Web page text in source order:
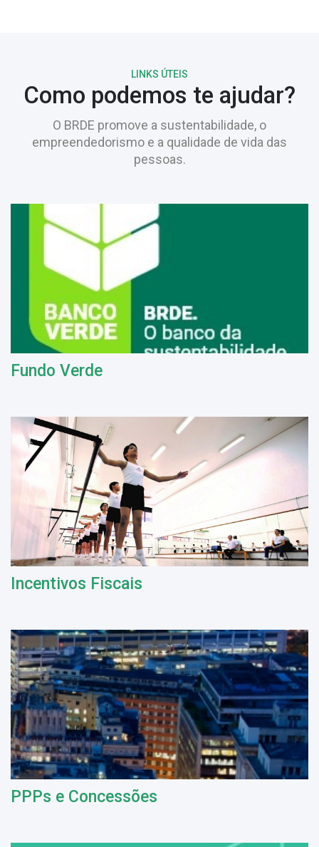
LINKS ÚTEIS
Como podemos te ajudar?
O BRDE promove a sustentabilidade, o
empreendedorismo e a qualidade de vida das
pessoas.
Fundo Verde
Incentivos Fiscais
PPPs e Concessões